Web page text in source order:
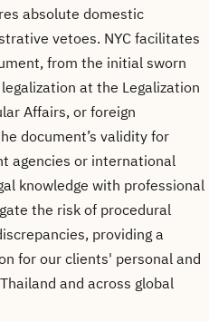
absolute domestic
vetoes. NYC facilitates
from the initial sworn
at the Legalization
Affairs, or foreign
document’s validity for
agencies or international
knowledge with professional
the risk of procedural
providing a
for our clients' personal and
and across global